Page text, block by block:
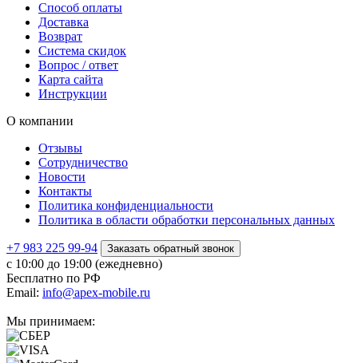
Способ оплаты
Доставка
Возврат
Система скидок
Вопрос / ответ
Карта сайта
Инструкции
О компании
Отзывы
Сотрудничество
Новости
Контакты
Политика конфиденциальности
Политика в области обработки персональных данных
+7 983 225 99-94 Заказать обратный звонок
с 10:00 до 19:00 (ежедневно)
Бесплатно по РФ
Email: info@apex-mobile.ru
Мы принимаем: